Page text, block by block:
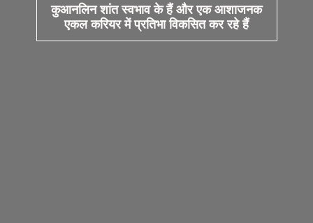
कुआनलिन शांत स्वभाव के हैं और एक आशाजनक
एकल करियर में प्रतिभा विकसित कर रहे हैं